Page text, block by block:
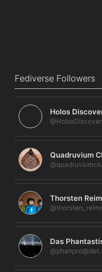
Fediverse Followers
Holos
Quadruvium
Thorsten
Das